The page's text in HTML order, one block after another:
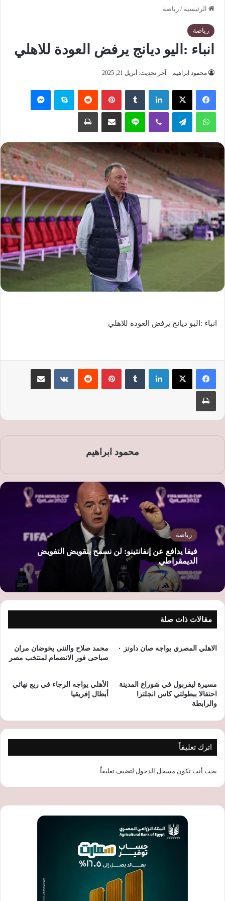
الرئيسية / رياضة
رياضة
انباء :اليو ديانج يرفض العودة للاهلي
محمود ابراهيم آخر تحديث: أبريل 21, 2025
فيسبوك ‫X لينكدإن بينتيريست سكايب
واتساب تيلقرام لاين
انباء :اليو ديانج يرفض العودة للاهلي
لينكدإن بينتيريست
محمود ابراهيم
رياضة
فيفا يدافع عن إنفانتينو: لن نسمح بتقويض التفويض
الديمقراطي
مقالات ذات صلة
الاهلي المصري يواجه صان داونز ٠
محمد صلاح والننى يخوضان مران
صباحى فور الانضمام لمنتخب مصر
مسيرة ليفربول في شوراع المدينة
احتفالا ببطولتي كاس انجلترا
والرابطة
الأهلي يواجه الرجاء في ربع نهائي
أبطال إفريقيا
اترك تعليقاً
يجب أنت تكون مسجل الدخول لتضيف تعليقاً.